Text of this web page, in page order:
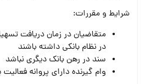
شرایط و مقررات:
متقاضیان در زمان دریافت
در نظام بانکی داشته باشند
سند در رهن بانک دیگری نباشد
وام گیرنده دارای پروانه فعالیت